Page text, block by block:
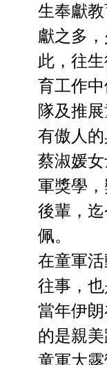
生奉獻
獻之多
此，往生
育工作
隊及推
有傲人
蔡淑媛
軍獎學
後輩，
佩。
在童軍
往事，也
當年伊
的是親
童軍大